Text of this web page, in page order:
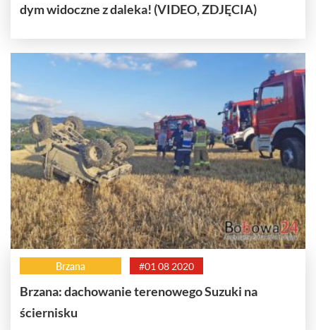
dym widoczne z daleka! (VIDEO, ZDJĘCIA)
Brzana #01 08 2020
Brzana: dachowanie terenowego Suzuki na
ściernisku